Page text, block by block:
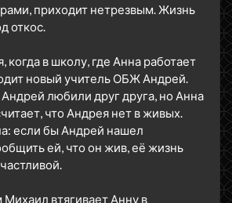
приходит нетрезвым. Жизнь
откос.
когда в школу, где Анна работает
новый учитель ОБЖ Андрей.
любили друг друга, но Анна
что Андрея нет в живых.
если бы Андрей нашел
ей, что он жив, её жизнь
втягивает Анну в